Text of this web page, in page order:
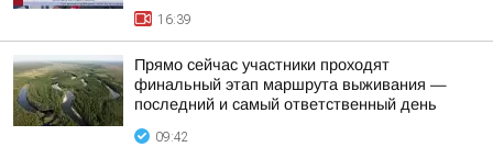
16:39
Прямо сейчас участники проходят
финальный этап маршрута выживания —
последний и самый ответственный день
09:42